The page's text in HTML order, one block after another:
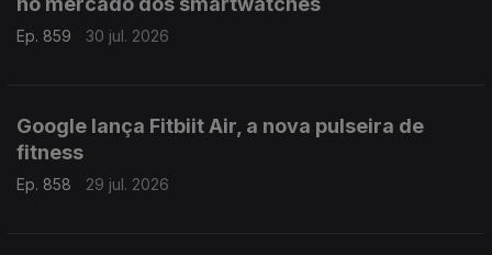
Ep. 859 30 jul. 2026
Google lança Fitbiit Air, a nova pulseira de
fitness
Ep. 858 29 jul. 2026